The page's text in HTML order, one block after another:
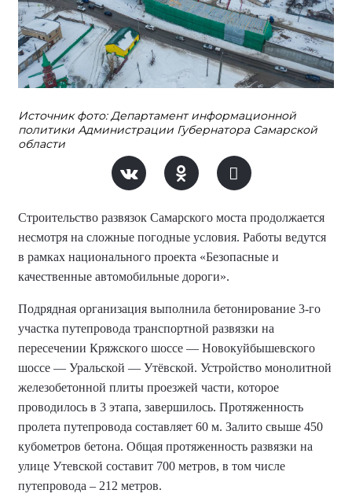
Источник фото: Департамент информационной
политики Администрации Губернатора Самарской
области
Строительство развязок Самарского моста продолжается
несмотря на сложные погодные условия. Работы ведутся
в рамках национального проекта «Безопасные и
качественные автомобильные дороги».
Подрядная организация выполнила бетонирование 3-го
участка путепровода транспортной развязки на
пересечении Кряжского шоссе — Новокуйбышевского
шоссе — Уральской — Утёвской. Устройство монолитной
железобетонной плиты проезжей части, которое
проводилось в 3 этапа, завершилось. Протяженность
пролета путепровода составляет 60 м. Залито свыше 450
кубометров бетона. Общая протяженность развязки на
улице Утевской составит 700 метров, в том числе
путепровода – 212 метров.